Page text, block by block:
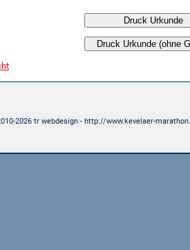
2026 tr webdesign - http://www.kevelaer-